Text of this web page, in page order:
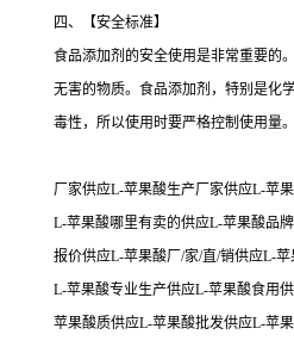
四、【安全标准】
食品添加剂的安全使用是非常重要的
无害的物质。食品添加剂，特别是化
毒性，所以使用时要严格控制使用量。
厂家供应L-苹果酸生产厂家供应L-苹
L-苹果酸哪里有卖的供应L-苹果酸品
报价供应L-苹果酸厂/家/直/销供应L-
L-苹果酸专业生产供应L-苹果酸食用
苹果酸质供应L-苹果酸批发供应L-苹